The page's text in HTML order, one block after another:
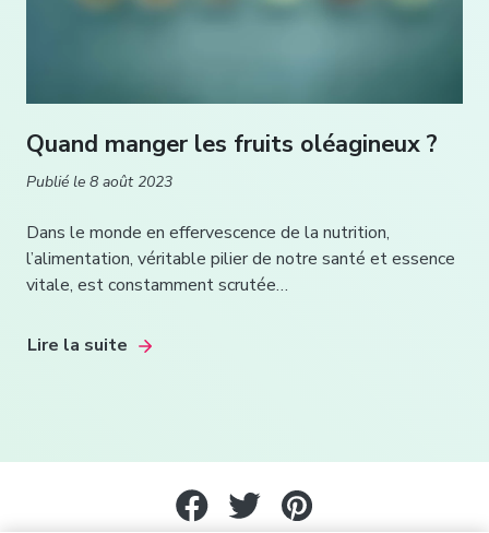
Quand manger les fruits oléagineux ?
Publié le 8 août 2023
Dans le monde en effervescence de la nutrition,
l’alimentation, véritable pilier de notre santé et essence
vitale, est constamment scrutée…
Lire la suite